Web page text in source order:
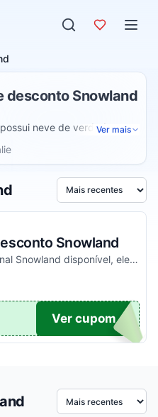
desconto Snowland
neve de verdade e
Ele oferece diversão
ambientes, a temperatura
Ver mais
de 1 a 5 estrelas
Ordenar por
Snowland
Se existe um código promocional Snowland disponível, ele estará aqui no Agora Cupom. Pegue o voucher e confira agora!
TICO
Ver cupom
Ordenar por